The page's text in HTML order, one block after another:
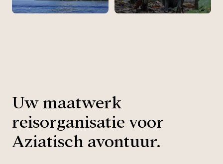
Uw maatwerk
reisorganisatie voor
Aziatisch avontuur.